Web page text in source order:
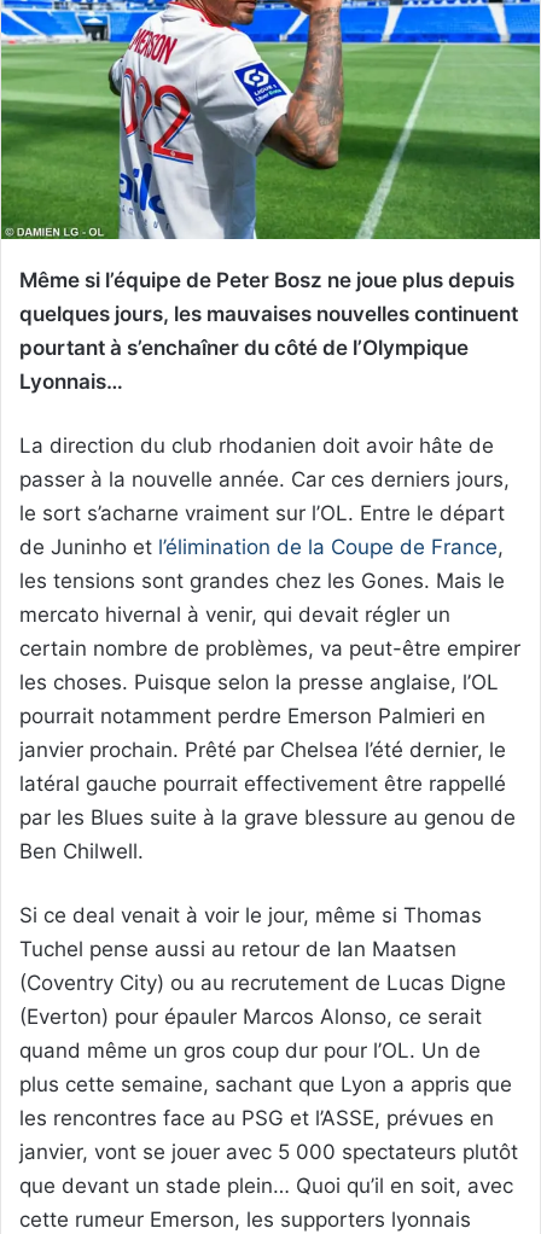
Même si l’équipe de Peter Bosz ne joue plus depuis
quelques jours, les mauvaises nouvelles continuent
pourtant à s’enchaîner du côté de l’Olympique
Lyonnais…
La direction du club rhodanien doit avoir hâte de
passer à la nouvelle année. Car ces derniers jours,
le sort s’acharne vraiment sur l’OL. Entre le départ
de Juninho et l’élimination de la Coupe de France,
les tensions sont grandes chez les Gones. Mais le
mercato hivernal à venir, qui devait régler un
certain nombre de problèmes, va peut-être empirer
les choses. Puisque selon la presse anglaise, l’OL
pourrait notamment perdre Emerson Palmieri en
janvier prochain. Prêté par Chelsea l’été dernier, le
latéral gauche pourrait effectivement être rappellé
par les Blues suite à la grave blessure au genou de
Ben Chilwell.
Si ce deal venait à voir le jour, même si Thomas
Tuchel pense aussi au retour de Ian Maatsen
(Coventry City) ou au recrutement de Lucas Digne
(Everton) pour épauler Marcos Alonso, ce serait
quand même un gros coup dur pour l’OL. Un de
plus cette semaine, sachant que Lyon a appris que
les rencontres face au PSG et l’ASSE, prévues en
janvier, vont se jouer avec 5 000 spectateurs plutôt
que devant un stade plein… Quoi qu’il en soit, avec
cette rumeur Emerson, les supporters lyonnais